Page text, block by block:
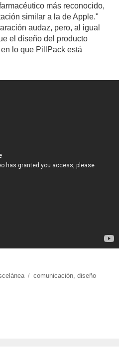
más reconocido,
similar a la de Apple."
audaz, pero, al igual
el diseño del producto
lo que PillPack está
pia/ Etiquetas
comunicación,diseño